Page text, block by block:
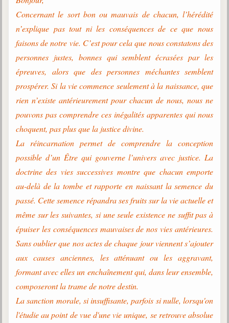
Concernant le sort bon ou mauvais de chacun, l’hérédité
n’explique pas tout ni les conséquences de ce que nous
faisons de notre vie. C’est pour cela que nous constatons des
personnes justes, bonnes qui semblent écrasées par les
épreuves, alors que des personnes méchantes semblent
prospérer. Si la vie commence seulement à la naissance, que
rien n’existe antérieurement pour chacun de nous, nous ne
pouvons pas comprendre ces inégalités apparentes qui nous
choquent, pas plus que la justice divine.
La réincarnation permet de comprendre la conception
possible d’un Être qui gouverne l’univers avec justice. La
doctrine des vies successives montre que chacun emporte
au-delà de la tombe et rapporte en naissant la semence du
passé. Cette semence répandra ses fruits sur la vie actuelle et
même sur les suivantes, si une seule existence ne suffit pas à
épuiser les conséquences mauvaises de nos vies antérieures.
Sans oublier que nos actes de chaque jour viennent s’ajouter
aux causes anciennes, les atténuant ou les aggravant,
formant avec elles un enchaînement qui, dans leur ensemble,
composeront la trame de notre destin.
La sanction morale, si insuffisante, parfois si nulle, lorsqu'on
l'étudie au point de vue d'une vie unique, se retrouve absolue